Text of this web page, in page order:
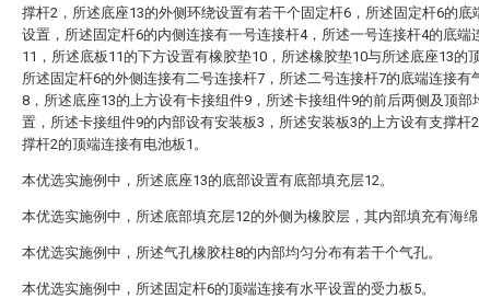
撑杆2，所述底座13的外侧环绕设置有若干个固定杆6，所述固定杆6的底
设置，所述固定杆6的内侧连接有一号连接杆4，所述一号连接杆4的底端
11，所述底板11的下方设置有橡胶垫10，所述橡胶垫10与所述底座13的
所述固定杆6的外侧连接有二号连接杆7，所述二号连接杆7的底端连接有
8，所述底座13的上方设有卡接组件9，所述卡接组件9的前后两侧及顶部
置，所述卡接组件9的内部设有安装板3，所述安装板3的上方设有支撑杆
撑杆2的顶端连接有电池板1。
本优选实施例中，所述底座13的底部设置有底部填充层12。
本优选实施例中，所述底部填充层12的外侧为橡胶层，其内部填充有海绵
本优选实施例中，所述气孔橡胶柱8的内部均匀分布有若干个气孔。
本优选实施例中，所述固定杆6的顶端连接有水平设置的受力板5。